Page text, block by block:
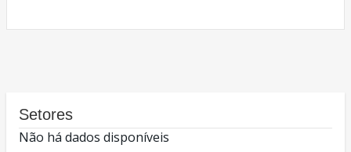
Setores
Não há dados disponíveis